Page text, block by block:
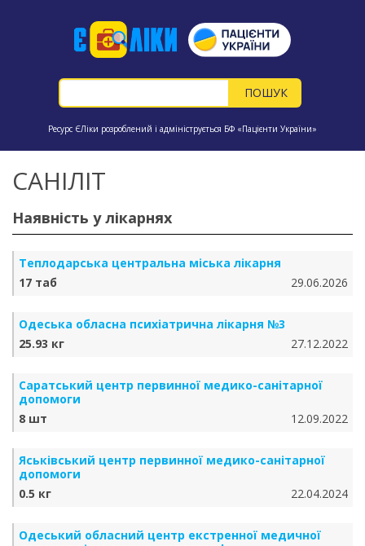
Ресурс ЄЛіки розроблений і адмініструється БФ «Пацієнти України»
САНІЛІТ
Наявність у лікарнях
Теплодарська центральна міська лікарня
17 таб
29.06.2026
Одеська обласна психіатрична лікарня №3
25.93 кг
27.12.2022
Саратський центр первинної медико-санітарної
допомоги
8 шт
12.09.2022
Яськівський центр первинної медико-санітарної
допомоги
0.5 кг
22.04.2024
Одеський обласний центр екстренної медичної